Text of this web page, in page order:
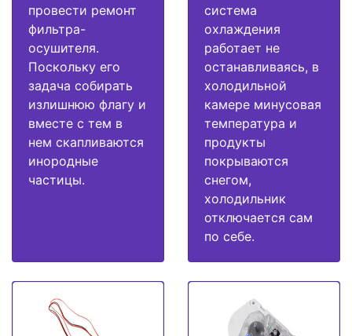
провести ремонт
фильтра-
осушителя.
Поскольку его
задача собирать
излишнюю флагу и
вместе с тем в
нем скапливаются
инородные
частицы.
система
охлаждения
работает не
останавливаясь, в
холодильной
камере минусовая
температура и
продукты
покрываются
снегом,
холодильник
отключается сам
по себе.